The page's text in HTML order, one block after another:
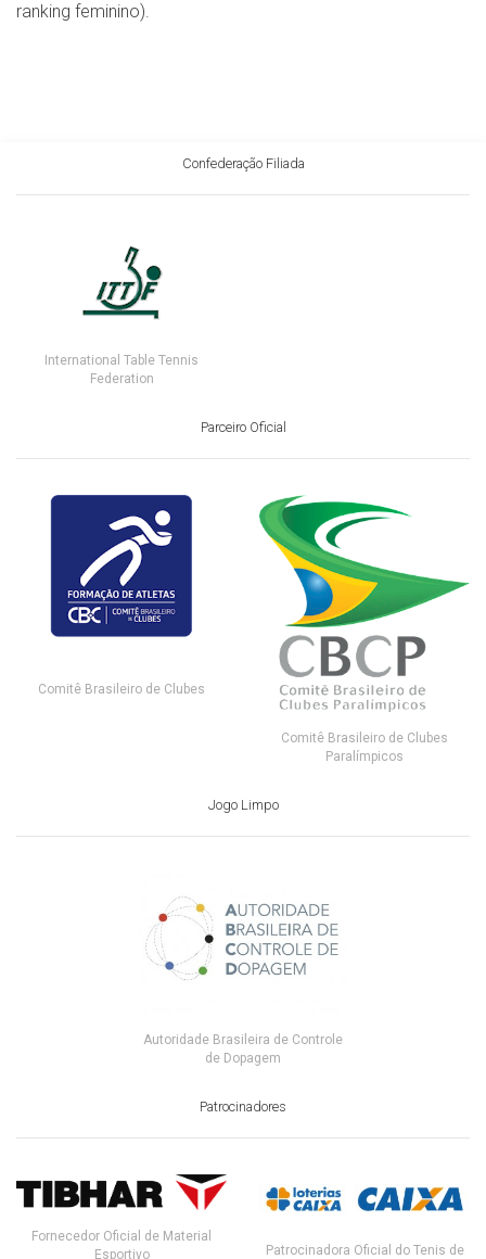
ranking feminino).
Confederação Filiada
International Table Tennis
Federation
Parceiro Oficial
Comitê Brasileiro de Clubes
Comitê Brasileiro de Clubes
Paralímpicos
Jogo Limpo
Autoridade Brasileira de Controle
de Dopagem
Patrocinadores
Fornecedor Oficial de Material
Esportivo
Patrocinadora Oficial do Tenis de